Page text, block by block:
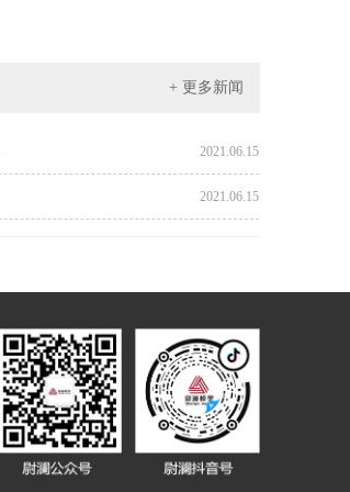
+ 更多新闻
2021.06.15
2021.06.15